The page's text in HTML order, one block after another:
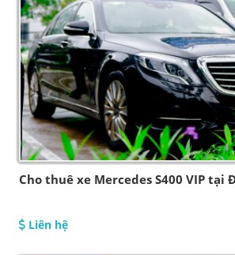
Cho thuê xe Mercedes S400 VIP tại
Liên hệ